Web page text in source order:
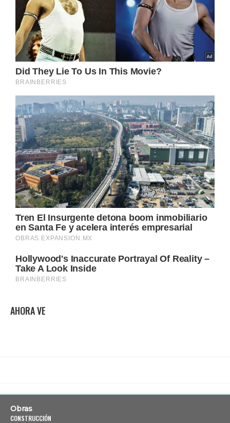
AHORA VE
Obras
CONSTRUCCIÓN